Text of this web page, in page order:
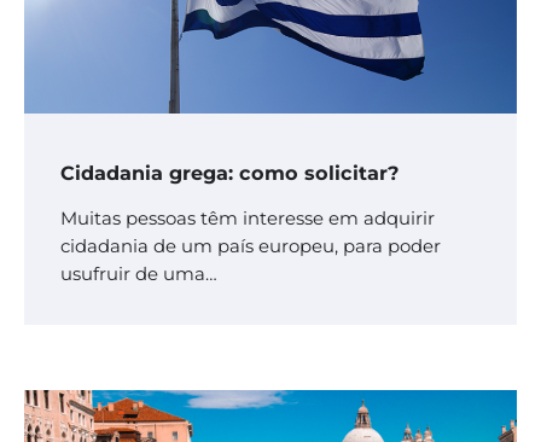
Cidadania grega: como solicitar?
Muitas pessoas têm interesse em adquirir
cidadania de um país europeu, para poder
usufruir de uma…